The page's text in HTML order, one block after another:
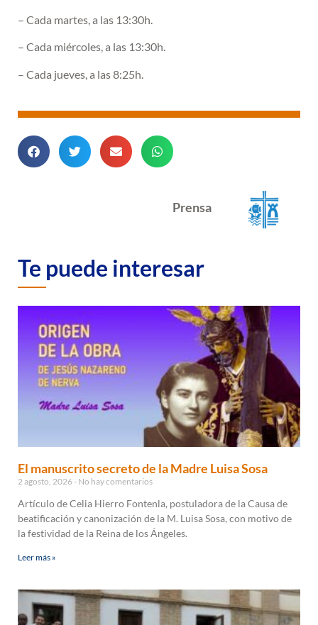
– Cada martes, a las 13:30h.
– Cada miércoles, a las 13:30h.
– Cada jueves, a las 8:25h.
Prensa
Te puede interesar
El manuscrito secreto de la Madre Luisa Sosa
2 agosto, 2026 No hay comentarios
Artículo de Celia Hierro Fontenla, postuladora de la Causa de
beatificación y canonización de la M. Luisa Sosa, con motivo de
la festividad de la Reina de los Ángeles.
Leer más »